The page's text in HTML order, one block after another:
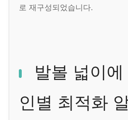
로 재구성되었습니다.
발볼 넓이에
인별 최적화